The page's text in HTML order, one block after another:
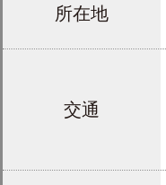
所在地
交通